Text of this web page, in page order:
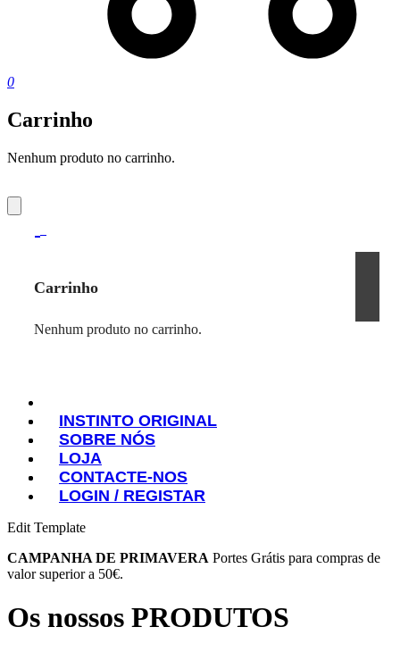
0
Carrinho
Nenhum produto no carrinho.
Carrinho
Nenhum produto no carrinho.
SOBRE NÓS
LOJA
CONTACTE-NOS
LOGIN / REGISTAR
INSTINTO ORIGINAL
SOBRE NÓS
LOJA
CONTACTE-NOS
LOGIN / REGISTAR
Edit Template
CAMPANHA DE PRIMAVERA Portes Grátis para compras de
valor superior a 50€.
Os nossos PRODUTOS